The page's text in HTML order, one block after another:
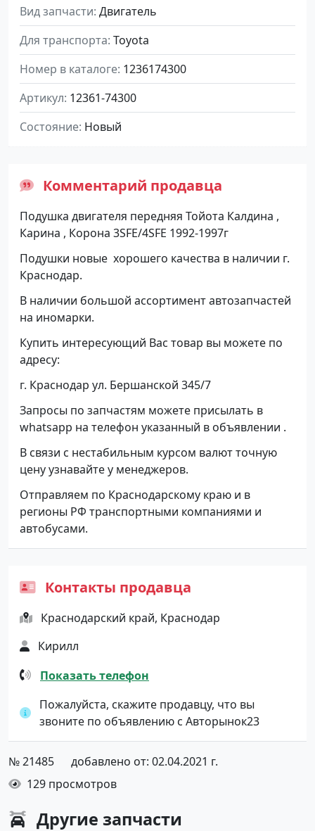
Вид запчасти Двигатель
Для транспорта Toyota
Номер в каталоге 1236174300
Артикул 12361-74300
Состояние Новый
Комментарий продавца
Подушка двигателя передняя Тойота Калдина ,
Карина , Корона 3SFE/4SFE 1992-1997г
Подушки новые хорошего качества в наличии г.
Краснодар.
В наличии большой ассортимент автозапчастей
на иномарки.
Купить интересующий Вас товар вы можете по
адресу:
г. Краснодар ул. Бершанской 345/7
Запросы по запчастям можете присылать в
whatsapp на телефон указанный в объявлении .
В связи с нестабильным курсом валют точную
цену узнавайте у менеджеров.
Отправляем по Краснодарскому краю и в
регионы РФ транспортными компаниями и
автобусами.
Контакты продавца
Краснодарский край, Краснодар
Кирилл
Показать телефон
Пожалуйста, скажите продавцу, что вы
звоните по объявлению с Авторынок23
№ 21485
добавлено от: 02.04.2021 г.
129 просмотров
Другие запчасти